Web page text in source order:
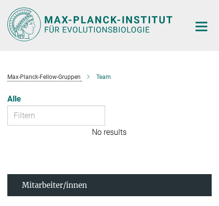
Hauptinhalt
Max-Planck-Fellow-Gruppen Team
Alle
No results
Mitarbeiter/innen